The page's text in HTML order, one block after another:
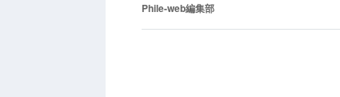
Phile-web編集部